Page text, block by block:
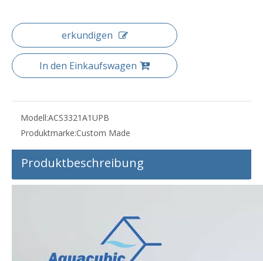
erkundigen
In den Einkaufswagen
Modell:ACS3321A1UPB
Produktmarke:Custom Made
Produktbeschreibung